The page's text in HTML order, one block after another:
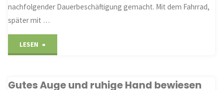
nachfolgender Dauerbeschäftigung gemacht. Mit dem Fahrrad,
später mit …
LESEN
durchs
Gutes Auge und ruhige Hand bewiesen